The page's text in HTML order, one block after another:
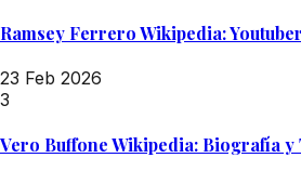
Ramsey Ferrero Wikipedia:
23 Feb 2026
3
Vero Buffone Wikipedia: Biografía